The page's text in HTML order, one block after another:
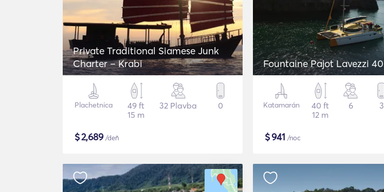
Private Traditional Siamese Junk
Charter – Krabi
Plachetnica
49 ft
15 m
32 Plavba 0
$2,689/deň
Fountaine Pajot Lavezzi 40
Katamarán
40 ft
12 m
6 3
$941 /noc